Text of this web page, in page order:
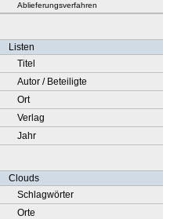
Ablieferungsverfahren
Listen
Titel
Autor / Beteiligte
Ort
Verlag
Jahr
Clouds
Schlagwörter
Orte